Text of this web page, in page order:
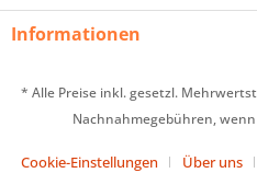
Informationen
* Alle Preise inkl. gesetzl.
Nachnahmegebühren,
Cookie-Einstellungen Über uns